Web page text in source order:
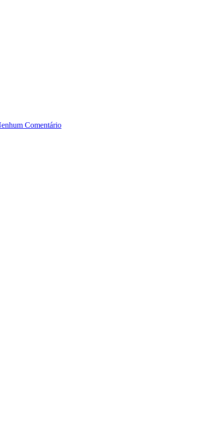
Comentário